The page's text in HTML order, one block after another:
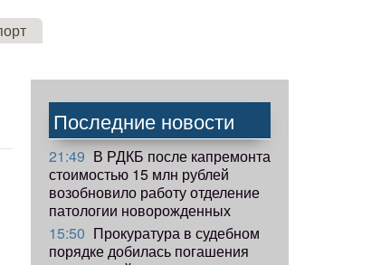
Последние новости
21:49 В РДКБ после капремонта
стоимостью 15 млн рублей
возобновило работу отделение
патологии новорожденных
15:50 Прокуратура в судебном
порядке добилась погашения